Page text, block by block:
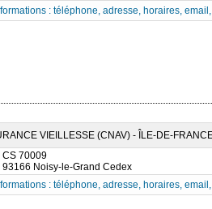
: téléphone, adresse, horaires,
VIEILLESSE (CNAV) - ÎLE-DE-
CS 70009
93166 Noisy-le-Grand Cedex
: téléphone, adresse, horaires,